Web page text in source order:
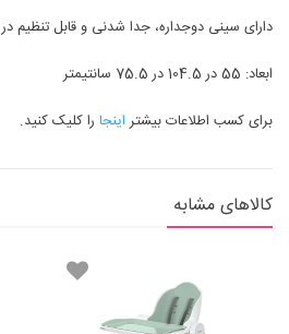
دارای سینی دوجداره، جدا شدنی و قابل تنظیم در 2 موقعیت
ابعاد: 55 در 104.5 در 75.5 سانتیمتر
برای کسب اطلاعات بیشتر اینجا را کلیک کنید.
کالاهای مشابه